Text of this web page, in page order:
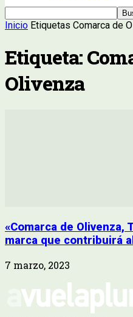
Inicio Etiquetas Comarca de
Etiqueta:
Olivenza
«Comarca de Olivenza,
marca que contribuirá
7 marzo, 2023